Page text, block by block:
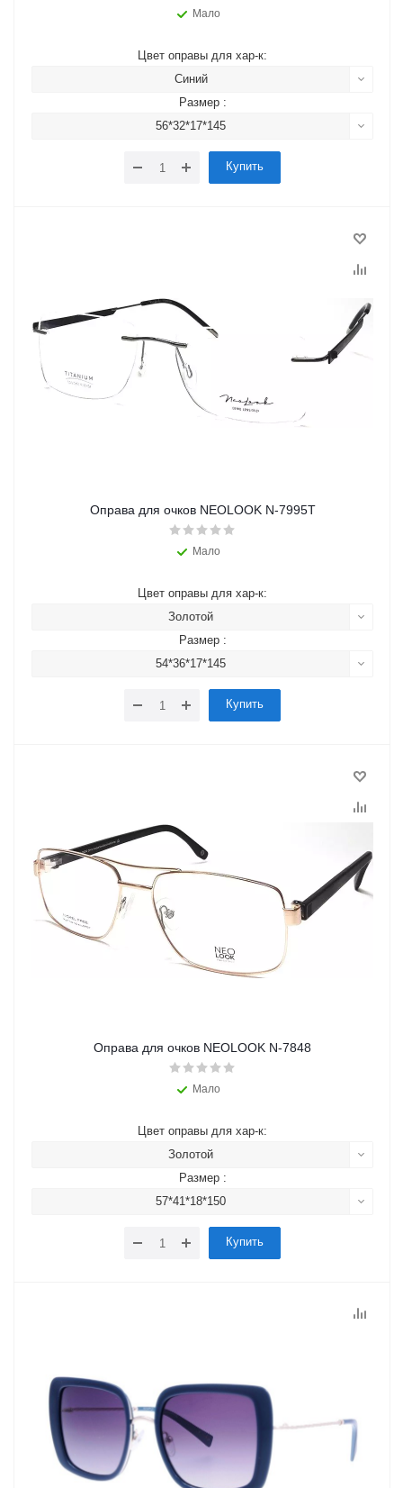
Мало
Цвет оправы для хар-к:
Синий
Размер :
56*32*17*145
Купить
Оправа для очков NEOLOOK N-7995T
Мало
Цвет оправы для хар-к:
Золотой
Размер :
54*36*17*145
Купить
Оправа для очков NEOLOOK N-7848
Мало
Цвет оправы для хар-к:
Золотой
Размер :
57*41*18*150
Купить